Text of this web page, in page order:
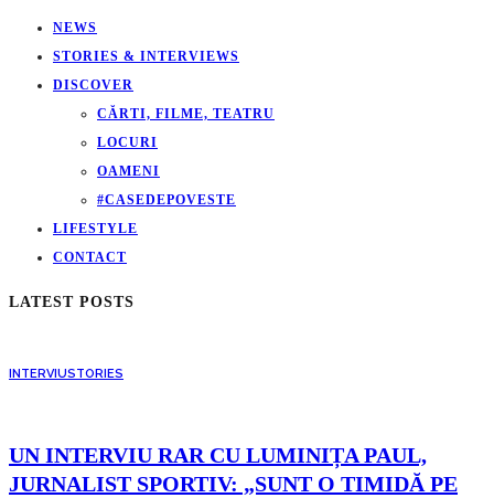
NEWS
STORIES & INTERVIEWS
DISCOVER
CĂRTI, FILME, TEATRU
LOCURI
OAMENI
#CASEDEPOVESTE
LIFESTYLE
CONTACT
LATEST POSTS
INTERVIUSTORIES
UN INTERVIU RAR CU LUMINIȚA PAUL,
JURNALIST SPORTIV: „SUNT O TIMIDĂ PE